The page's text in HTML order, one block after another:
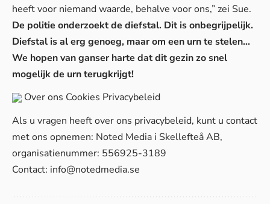
heeft voor niemand waarde, behalve voor ons,” zei Sue.
De politie onderzoekt de diefstal. Dit is onbegrijpelijk.
Diefstal is al erg genoeg, maar om een urn te stelen…
We hopen van ganser harte dat dit gezin zo snel
mogelijk de urn terugkrijgt!
Over ons Cookies Privacybeleid
Als u vragen heeft over ons privacybeleid, kunt u contact
met ons opnemen: Noted Media i Skellefteå AB,
organisatienummer: 556925-3189
Contact: info@notedmedia.se